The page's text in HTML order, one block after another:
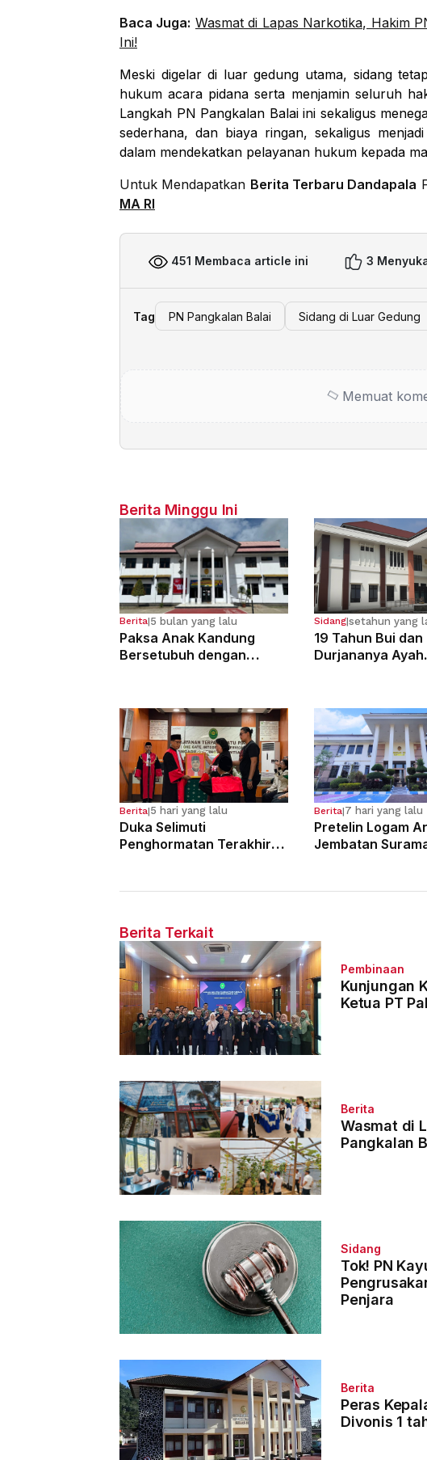
Baca Juga: Wasmat di Lapas Narkotika, Hakim
Ini!
Meski digelar di luar gedung utama, sidang
hukum acara pidana serta menjamin seluruh
Langkah PN Pangkalan Balai ini sekaligus
sederhana, dan biaya ringan, sekaligus
dalam mendekatkan pelayanan hukum kepada
Untuk Mendapatkan Berita Terbaru Dandapala
MA RI
451 Membaca article ini 3
Tag PN Pangkalan Balai Sidang di Luar Gedung
Memuat
Berita Minggu Ini
Berita|5 bulan yang lalu
Paksa Anak Kandung
Bersetubuh dengan
Sidang|setahun yang
19 Tahun Bui dan
Durjananya Ayah
Berita|5 hari yang lalu
Duka Selimuti
Penghormatan Terakhir
Berita|7 hari yang lalu
Pretelin Logam
Jembatan
Berita Terkait
Pembinaan
Kunjungan
Ketua PT
Berita
Wasmat di
Pangkalan
Sidang
Tok! PN
Penjara
Berita
Peras
Divonis 1